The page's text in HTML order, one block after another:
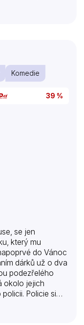
čestného
1963 – byl film
a mezinárodně
ztvárnění.
Komedie
39 %
se jen
který mu
do Vánoc
dárků už o dva
podezřelého
okolo jejich
Policie si
lupičem,
a zatknou ho.